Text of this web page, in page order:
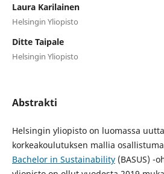
Laura Karilainen
Helsingin Yliopisto
Ditte Taipale
Helsingin Yliopisto
Abstrakti
Helsingin yliopisto on luomassa
korkeakoulutuksen mallia
Bachelor in Sustainability(BASUS) -